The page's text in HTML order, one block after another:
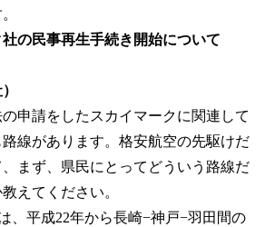
います。
の民事再生手続き開始について
申請をしたスカイマークに関連して
線があります。格安航空の先駆けだ
まず、県民にとってどういう路線だ
えてください。
、平成22年から長崎−神戸−羽田間の